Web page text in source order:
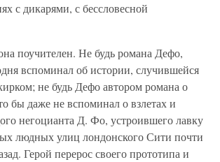
с дикарями, с бессловесной
поучителен. Не будь романа Дефо,
вспоминал об истории, случившейся
не будь Дефо автором романа о
бы даже не вспоминал о взлетах и
негоцианта Д. Фо, устроившего лавку
людных улиц лондонского Сити почти
Герой перерос своего прототипа и